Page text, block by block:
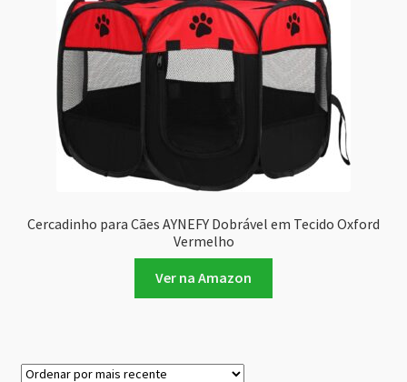
Cercadinho para Cães AYNEFY Dobrável em Tecido Oxford
Vermelho
Ver na Amazon